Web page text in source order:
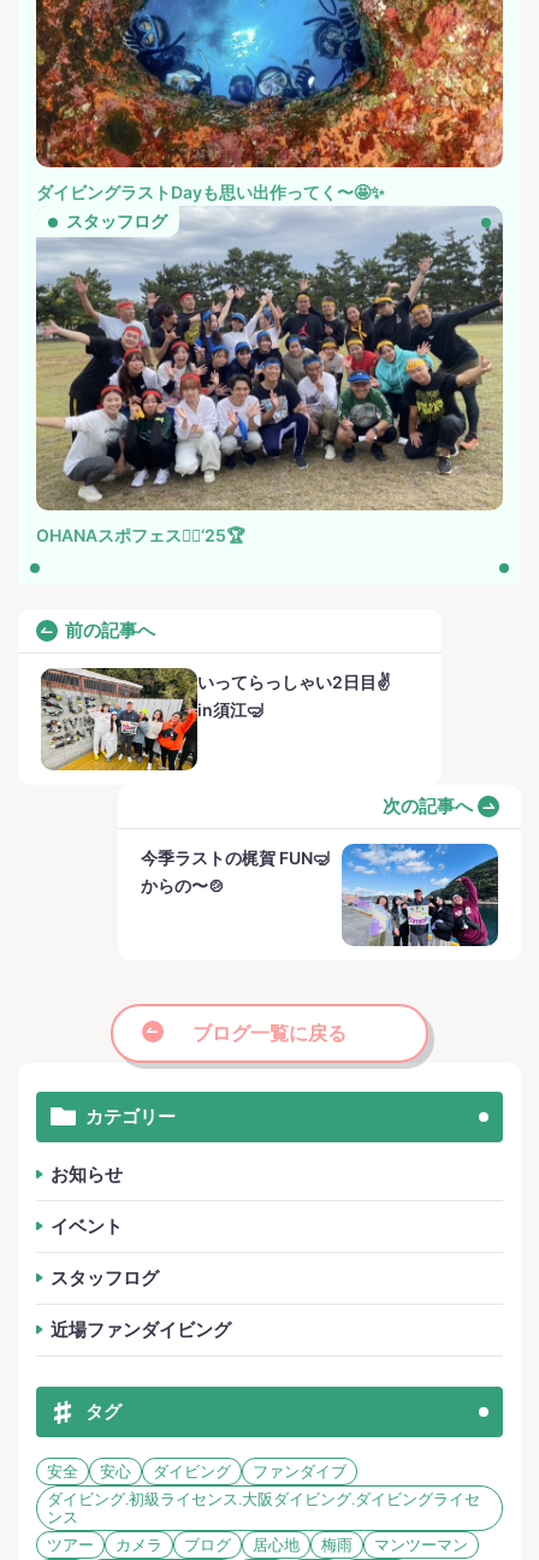
ダイビングラストDayも思い出作ってく〜🤩✨
スタッフログ
OHANAスポフェス🏃‍♀️‘25🏆
前の記事へ
いってらっしゃい2日目✌️
in須江🤿
次の記事へ
今季ラストの梶賀 FUN🤿
からの〜🍲
ブログ一覧に戻る
カテゴリー
お知らせ
イベント
スタッフログ
近場ファンダイビング
タグ
安全 安心 ダイビング
ファンダイブ
ダイビング.初級ライセンス.大阪ダイビング.ダイビングライセ
ンス
ツアー
カメラ ブログ 居心地 梅雨
マンツーマン